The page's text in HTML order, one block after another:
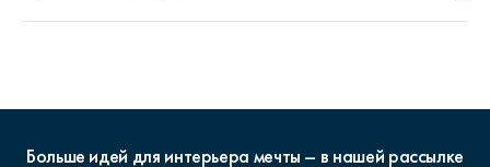
Больше идей для интерьера мечты – в нашей рассылке